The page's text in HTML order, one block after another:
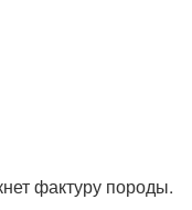
фактуру породы.